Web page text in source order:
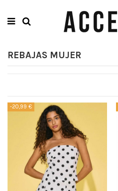
REBAJAS MUJER
-20,99 €